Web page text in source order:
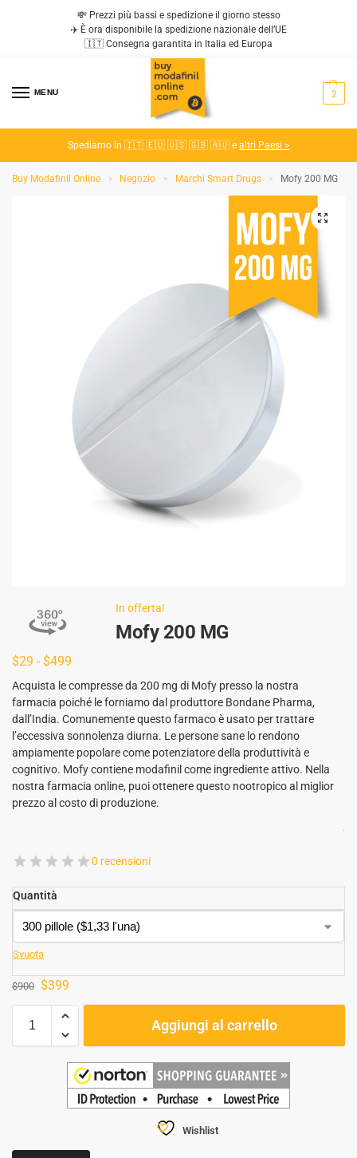
💸 Prezzi più bassi e spedizione il giorno stesso
✈️ È ora disponibile la spedizione nazionale dell’UE
🇮🇹 Consegna garantita in Italia ed Europa
MENU 2
Spediamo in 🇮🇹 🇪🇺 🇺🇸 🇬🇧 🇦🇺 e altri Paesi >
Buy Modafinil Online > Negozio > Marchi Smart Drugs > Mofy 200 MG
In offerta!
Mofy 200 MG
$29 - $499
Acquista le compresse da 200 mg di Mofy presso la nostra
farmacia poiché le forniamo dal produttore Bondane Pharma,
dall’India. Comunemente questo farmaco è usato per trattare
l’eccessiva sonnolenza diurna. Le persone sane lo rendono
ampiamente popolare come potenziatore della produttività e
cognitivo. Mofy contiene modafinil come ingrediente attivo. Nella
nostra farmacia online, puoi ottenere questo nootropico al miglior
prezzo al costo di produzione.
.
0 recensioni
Quantità
Svuota
$900 $399
Aggiungi al carrello
Wishlist